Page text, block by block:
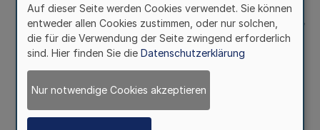
des Inkrafttretens
des Abkommens zur Änderung des Abkommens über die
Zentralstelle der
Länder für Sicherheitstechnik (ZLS)
Vom 10. Januar 2017
Auf dieser Seite werden Cookies verwendet. Sie können
entweder allen Cookies zustimmen, oder nur solchen,
die für die Verwendung der Seite zwingend erforderlich
sind. Hier finden Sie die Datenschutzerklärung
Nur notwendige Cookies akzeptieren